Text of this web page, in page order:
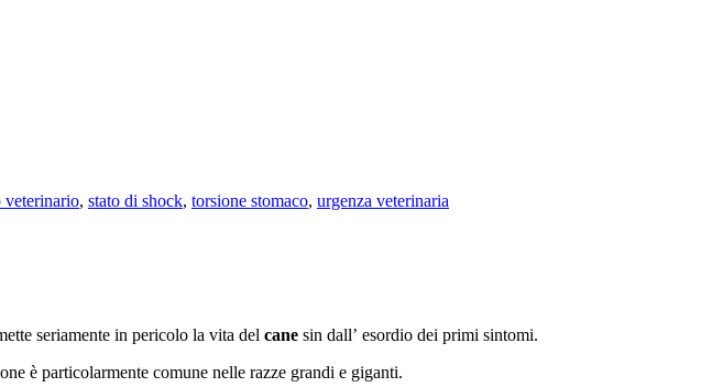
veterinario, stato di shock, torsione stomaco, urgenza veterinaria
seriamente in pericolo la vita del cane sin dall’ esordio dei primi sintomi.
è particolarmente comune nelle razze grandi e giganti.